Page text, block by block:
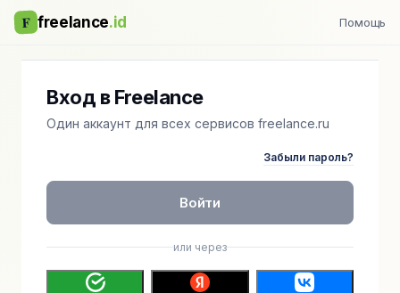
F freelance.id Помощь
Вход в Freelance
Один аккаунт для всех сервисов freelance.ru
Забыли пароль?
Войти
или через